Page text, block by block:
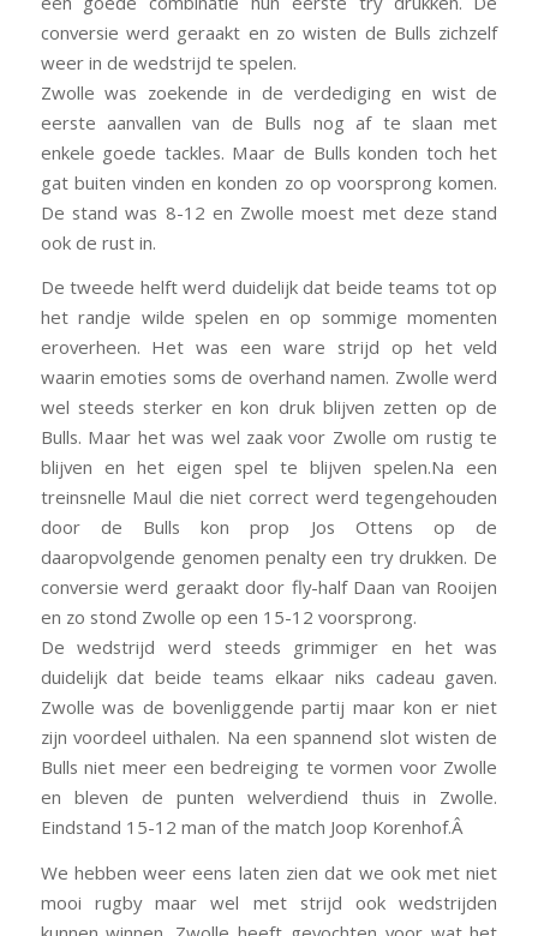
conversie werd geraakt en zo wisten de Bulls zichzelf
weer in de wedstrijd te spelen.
Zwolle was zoekende in de verdediging en wist de
eerste aanvallen van de Bulls nog af te slaan met
enkele goede tackles. Maar de Bulls konden toch het
gat buiten vinden en konden zo op voorsprong komen.
De stand was 8-12 en Zwolle moest met deze stand
ook de rust in.
De tweede helft werd duidelijk dat beide teams tot op
het randje wilde spelen en op sommige momenten
eroverheen. Het was een ware strijd op het veld
waarin emoties soms de overhand namen. Zwolle werd
wel steeds sterker en kon druk blijven zetten op de
Bulls. Maar het was wel zaak voor Zwolle om rustig te
blijven en het eigen spel te blijven spelen.Na een
treinsnelle Maul die niet correct werd tegengehouden
door de Bulls kon prop Jos Ottens op de
daaropvolgende genomen penalty een try drukken. De
conversie werd geraakt door fly-half Daan van Rooijen
en zo stond Zwolle op een 15-12 voorsprong.
De wedstrijd werd steeds grimmiger en het was
duidelijk dat beide teams elkaar niks cadeau gaven.
Zwolle was de bovenliggende partij maar kon er niet
zijn voordeel uithalen. Na een spannend slot wisten de
Bulls niet meer een bedreiging te vormen voor Zwolle
en bleven de punten welverdiend thuis in Zwolle.
Eindstand 15-12 man of the match Joop Korenhof.Â
We hebben weer eens laten zien dat we ook met niet
mooi rugby maar wel met strijd ook wedstrijden